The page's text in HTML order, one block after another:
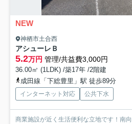
NEW
神栖市土合西
アシューレＢ
5.2万円 管理/共益費3,000円
36.00㎡ (1LDK) /築17年 /2階建
成田線「下総豊里」駅 徒歩89分
インターネット対応 公共下水
商業施設が近く生活便利な立地です！南